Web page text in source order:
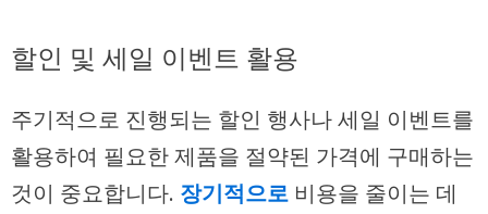
할인 및 세일 이벤트 활용
주기적으로 진행되는 할인 행사나 세일 이벤트를
활용하여 필요한 제품을 절약된 가격에 구매하는
것이 중요합니다. 장기적으로 비용을 줄이는 데